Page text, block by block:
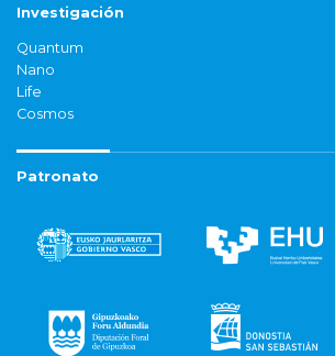
Investigación
Quantum
Nano
Life
Cosmos
Patronato